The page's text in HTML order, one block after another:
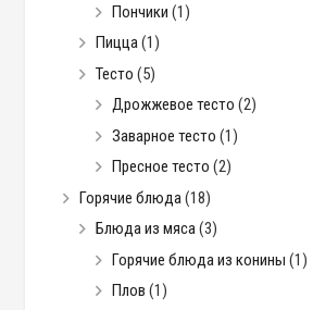
Пончики (1)
Пицца(1)
Тесто (5)
Дрожжевое тесто (2)
Заварное тесто (1)
Пресное тесто (2)
Горячие блюда(18)
Блюда из мяса(3)
Горячие блюда из конины (1)
Плов (1)